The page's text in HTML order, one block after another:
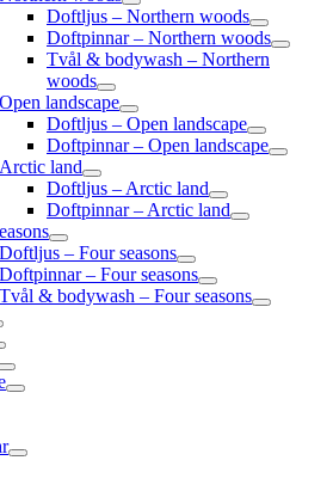
Doftljus – Northern woods
Doftpinnar – Northern woods
Tvål & bodywash – Northern
woods
Open landscape
Doftljus – Open landscape
Doftpinnar – Open landscape
Arctic land
Doftljus – Arctic land
Doftpinnar – Arctic land
Doftljus – Four seasons
Doftpinnar – Four seasons
Tvål & bodywash – Four seasons